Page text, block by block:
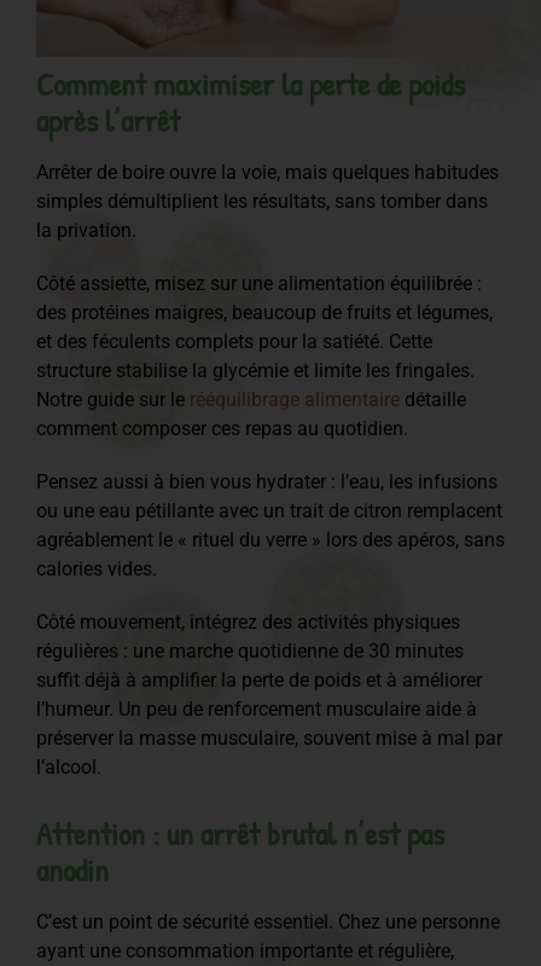
Comment maximiser la perte de poids
après l’arrêt
Arrêter de boire ouvre la voie, mais quelques habitudes
simples démultiplient les résultats, sans tomber dans
la privation.
Côté assiette, misez sur une alimentation équilibrée :
des protéines maigres, beaucoup de fruits et légumes,
et des féculents complets pour la satiété. Cette
structure stabilise la glycémie et limite les fringales.
Notre guide sur le rééquilibrage alimentaire détaille
comment composer ces repas au quotidien.
Pensez aussi à bien vous hydrater : l’eau, les infusions
ou une eau pétillante avec un trait de citron remplacent
agréablement le « rituel du verre » lors des apéros, sans
calories vides.
Côté mouvement, intégrez des activités physiques
régulières : une marche quotidienne de 30 minutes
suffit déjà à amplifier la perte de poids et à améliorer
l’humeur. Un peu de renforcement musculaire aide à
préserver la masse musculaire, souvent mise à mal par
l’alcool.
Attention : un arrêt brutal n’est pas
anodin
C’est un point de sécurité essentiel. Chez une personne
ayant une consommation importante et régulière,